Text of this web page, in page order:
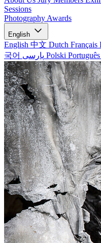
Sessions
Photography Awards
English
English 中文 Dutch Français
국어
Polski Português